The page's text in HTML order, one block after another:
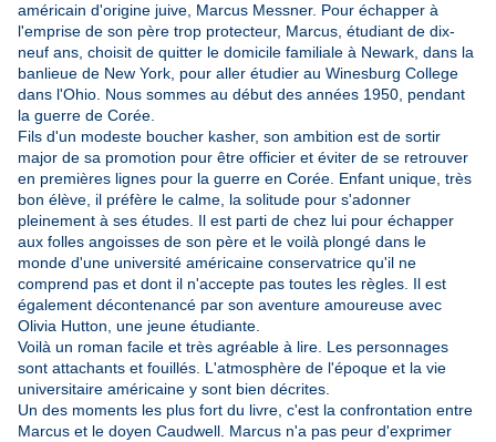
américain d'origine juive, Marcus Messner. Pour échapper à
l'emprise de son père trop protecteur, Marcus, étudiant de dix-
neuf ans, choisit de quitter le domicile familiale à Newark, dans la
banlieue de New York, pour aller étudier au Winesburg College
dans l'Ohio. Nous sommes au début des années 1950, pendant
la guerre de Corée.
Fils d'un modeste boucher kasher, son ambition est de sortir
major de sa promotion pour être officier et éviter de se retrouver
en premières lignes pour la guerre en Corée. Enfant unique, très
bon élève, il préfère le calme, la solitude pour s'adonner
pleinement à ses études. Il est parti de chez lui pour échapper
aux folles angoisses de son père et le voilà plongé dans le
monde d'une université américaine conservatrice qu'il ne
comprend pas et dont il n'accepte pas toutes les règles. Il est
également décontenancé par son aventure amoureuse avec
Olivia Hutton, une jeune étudiante.
Voilà un roman facile et très agréable à lire. Les personnages
sont attachants et fouillés. L'atmosphère de l'époque et la vie
universitaire américaine y sont bien décrites.
Un des moments les plus fort du livre, c'est la confrontation entre
Marcus et le doyen Caudwell. Marcus n'a pas peur d'exprimer